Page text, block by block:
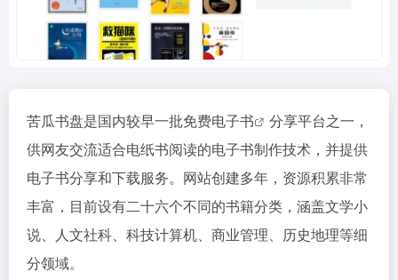
苦瓜书盘是国内较早一批免费电子书
分享平台之一，
供网友交流适合电纸书阅读的电子书制作技术，并提供
电子书分享和下载服务。网站创建多年，资源积累非常
丰富，目前设有二十六个不同的书籍分类，涵盖文学小
说、人文社科、科技计算机、商业管理、历史地理等细
分领域。